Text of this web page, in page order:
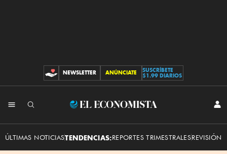
CONTRIBUCIONES
NEWSLETTER ANÚNCIATE
SUSCRÍBETE
$1.99 DIARIOS
El
ÚLTIMAS NOTICIASTENDENCIAS:REPORTES TRIMESTRALESREVISIÓN